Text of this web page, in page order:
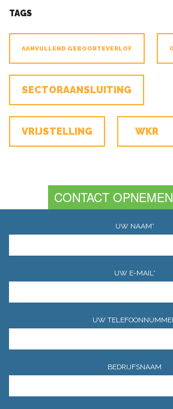
TAGS
AANVULLEND GEBOORTEVERLOF
SECTORAANSLUITING
VRIJSTELLING WKR
CONTACT OPNEMEN
UW NAAM*
UW E-MAIL*
UW
BEDRIJFSNAAM